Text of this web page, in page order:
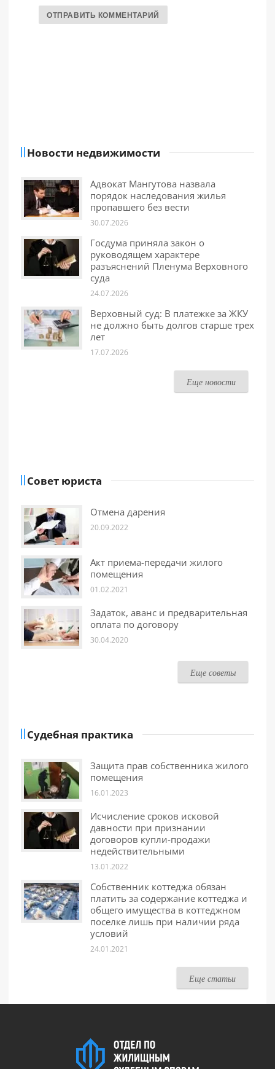
Новости недвижимости
Адвокат Мангутова назвала
порядок наследования жилья
пропавшего без вести
30.07.2026
Госдума приняла закон о
руководящем характере
разъяснений Пленума Верховного
суда
24.07.2026
Верховный суд: В платежке за ЖКУ
не должно быть долгов старше трех
лет
17.07.2026
Еще новости
Совет юриста
Отмена дарения
20.09.2022
Акт приема-передачи жилого
помещения
01.02.2021
Задаток, аванс и предварительная
оплата по договору
30.04.2020
Еще советы
Судебная практика
Защита прав собственника жилого
помещения
16.01.2023
Исчисление сроков исковой
давности при признании
договоров купли-продажи
недействительными
13.01.2022
Собственник коттеджа обязан
платить за содержание коттеджа и
общего имущества в коттеджном
поселке лишь при наличии ряда
условий
24.01.2021
Еще статьи